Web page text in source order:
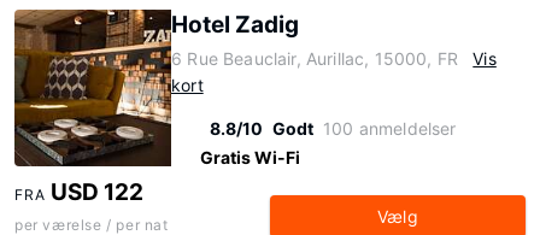
Hotel Zadig
6 Rue Beauclair, Aurillac, 15000, FR
Vis
kort
8.8/10 Godt 100 anmeldelser
Gratis Wi-Fi
FRA USD 122
per værelse / per nat Vælg